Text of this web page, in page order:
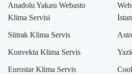
Anadolu Yakası Webasto
Klima Servisi
Sütrak Klima Servis
Konvekta Klima Servis
Eurostar Klima Servis